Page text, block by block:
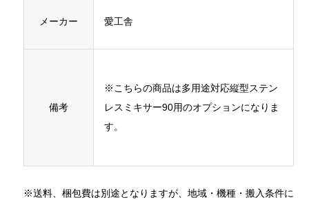
メーカー 愛工舎
備考
※こちらの商品は多用途対応縦型ステン
レスミキサー90用のオプションになりま
す。
※送料、梱包費は別途となりますが、地域・機種・搬入条件に